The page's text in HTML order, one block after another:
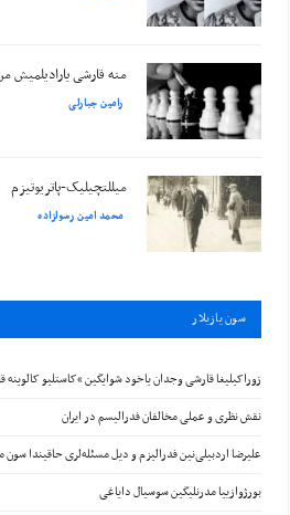
منه قارشی یارادیلمیش
رامین جبارلی
میللتچیلیک-پاتریوتیزم
محمد امین رسولزاده
سون يازيلار
زوراکیلیغا قارشی وجدان یاخود شوایگین “کاستلیو کالوینه
نقش نظری و عملی مخالفان فدرالیسم در ایران
علیرضا اردبیلی‌نین فدرالیزم و دیل مسئله‌لری حاقیندا
بورژوازییا مدرنلیگین سوسیال دایاغی